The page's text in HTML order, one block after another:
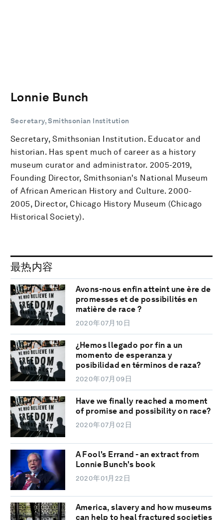
Lonnie Bunch
Secretary, Smithsonian Institution
Secretary, Smithsonian Institution. Educator and
historian. Has spent much of career as a history
museum curator and administrator. 2005-2019,
Founding Director, Smithsonian's National Museum
of African American History and Culture. 2000-
2005, Director, Chicago History Museum (Chicago
Historical Society).
最热内容
Avons-nous enfin atteint une ère de
promesses et de possibilités en
matière de race ?
2020年07月10日
¿Hemos llegado por fin a un
momento de esperanza y
posibilidad en términos de raza?
2020年07月09日
Have we finally reached a moment
of promise and possibility on race?
2020年07月02日
A Fool's Errand - an extract from
Lonnie Bunch's book
2020年01月22日
America, slavery and how museums
can help to heal fractured societies